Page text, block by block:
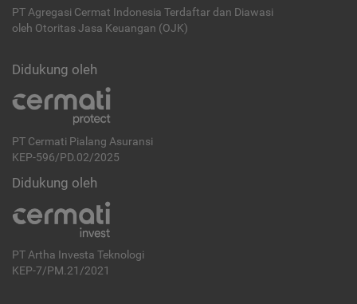
PT Agregasi Cermat Indonesia Terdaftar dan Diawasi
oleh Otoritas Jasa Keuangan (OJK)
Didukung oleh
PT Cermati Pialang Asuransi
KEP-596/PD.02/2025
Didukung oleh
PT Artha Investa Teknologi
KEP-7/PM.21/2021